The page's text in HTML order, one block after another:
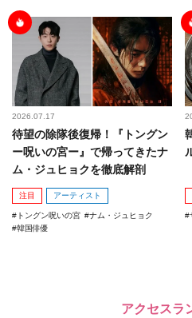
2026.07.17
待望の除隊後復帰！『トングン
ー呪いの宮ー』で帰ってきたナ
ム・ジュヒョクを徹底解剖
注目 アーティスト
トングン呪いの宮
ナム・ジュヒョク
韓国俳優
アクセスラ